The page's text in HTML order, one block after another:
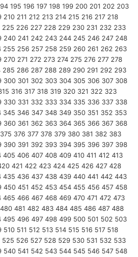
195 196 197 198 199 200 201 202 203
210 211 212 213 214 215 216 217 218
225 226 227 228 229 230 231 232 233
240 241 242 243 244 245 246 247 248
255 256 257 258 259 260 261 262 263
270 271 272 273 274 275 276 277 278
285 286 287 288 289 290 291 292 293
300 301 302 303 304 305 306 307 308
316 317 318 319 320 321 322 323
330 331 332 333 334 335 336 337 338
345 346 347 348 349 350 351 352 353
360 361 362 363 364 365 366 367 368
375 376 377 378 379 380 381 382 383
390 391 392 393 394 395 396 397 398
405 406 407 408 409 410 411 412 413
421 422 423 424 425 426 427 428
435 436 437 438 439 440 441 442 443
450 451 452 453 454 455 456 457 458
465 466 467 468 469 470 471 472 473
480 481 482 483 484 485 486 487 488
495 496 497 498 499 500 501 502 503
510 511 512 513 514 515 516 517 518
525 526 527 528 529 530 531 532 533
540 541 542 543 544 545 546 547 548